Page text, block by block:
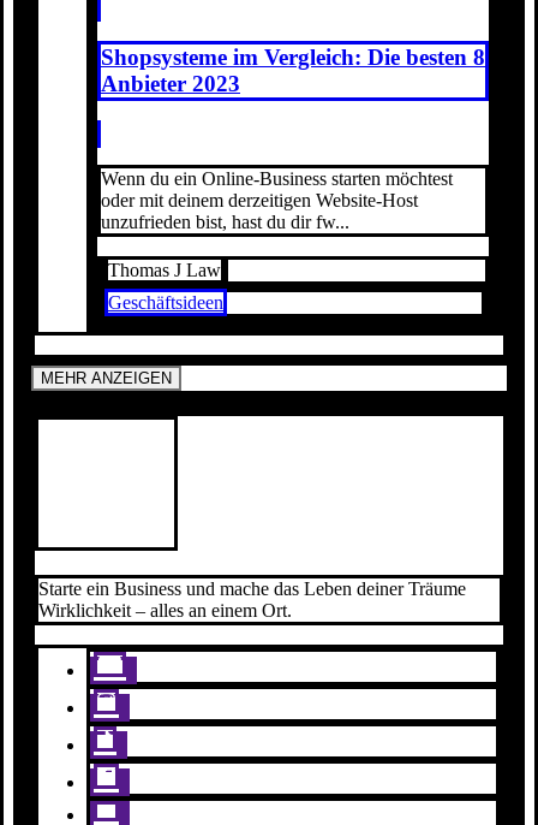
Shopsysteme im Vergleich: Die besten 8
Anbieter 2023
Wenn du ein Online-Business starten möchtest
oder mit deinem derzeitigen Website-Host
unzufrieden bist, hast du dir fw...
Thomas J Law
Geschäftsideen
MEHR ANZEIGEN
Starte ein Business und mache das Leben deiner Träume
Wirklichkeit – alles an einem Ort.